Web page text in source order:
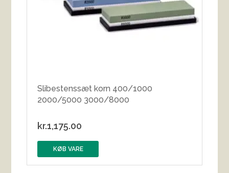
Slibestenssæt korn 400/1000
2000/5000 3000/8000
kr.1,175.00
KØB VARE